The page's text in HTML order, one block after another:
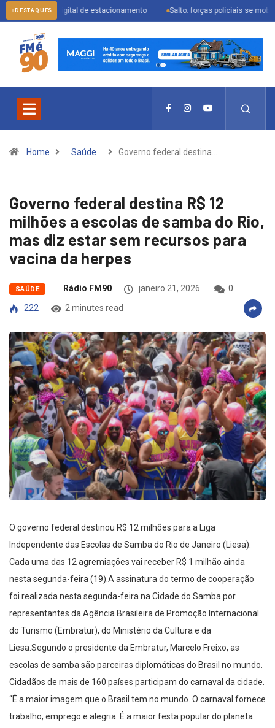
DESTAQUES
digital de estacionamento Salto: forças policiais se mobilizam para
Home Saúde Governo federal destina…
Governo federal destina R$ 12
milhões a escolas de samba do Rio,
mas diz estar sem recursos para
vacina da herpes
SAÚDE Rádio FM90 janeiro 21, 2026
0
222
2 minutes read
O governo federal destinou R$ 12 milhões para a Liga
Independente das Escolas de Samba do Rio de Janeiro (Liesa).
Cada uma das 12 agremiações vai receber R$ 1 milhão ainda
nesta segunda-feira (19).A assinatura do termo de cooperação
foi realizada nesta segunda-feira na Cidade do Samba por
representantes da Agência Brasileira de Promoção Internacional
do Turismo (Embratur), do Ministério da Cultura e da
Liesa.Segundo o presidente da Embratur, Marcelo Freixo, as
escolas de samba são parceiras diplomáticas do Brasil no mundo.
Cidadãos de mais de 160 países participam do carnaval da cidade.
“É a maior imagem que o Brasil tem no mundo. O carnaval fornece
trabalho, emprego e alegria. É a maior festa popular do planeta.